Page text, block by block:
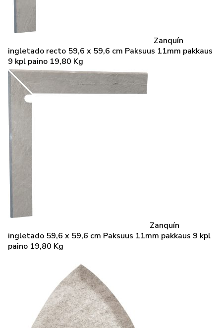
Zanquín
ingletado recto 59,6 x 59,6 cm Paksuus 11mm pakkaus
9 kpl paino 19,80 Kg
Zanquín
ingletado 59,6 x 59,6 cm Paksuus 11mm pakkaus 9 kpl
paino 19,80 Kg